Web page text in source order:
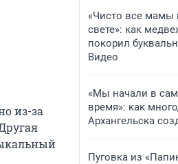
из-за
«Чисто все мамы
свете»: как
покорил
Видео
«Мы начали в
время»: как
Архангельска
Пуговка из